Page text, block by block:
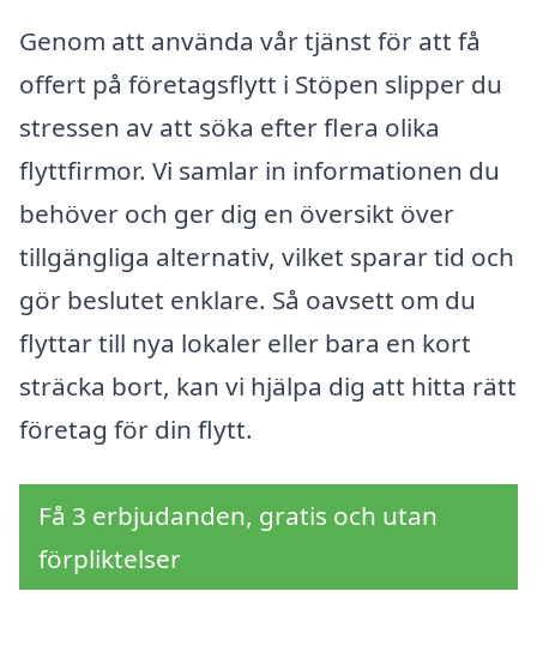
Genom att använda vår tjänst för att få
offert på företagsflytt i Stöpen slipper du
stressen av att söka efter flera olika
flyttfirmor. Vi samlar in informationen du
behöver och ger dig en översikt över
tillgängliga alternativ, vilket sparar tid och
gör beslutet enklare. Så oavsett om du
flyttar till nya lokaler eller bara en kort
sträcka bort, kan vi hjälpa dig att hitta rätt
företag för din flytt.
Få 3 erbjudanden, gratis och utan
förpliktelser